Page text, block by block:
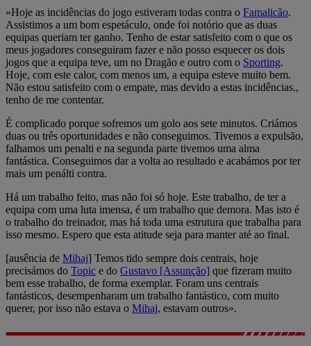
«Hoje as incidências do jogo estiveram todas contra o Famalicão.
Assistimos a um bom espetáculo, onde foi notório que as duas
equipas queriam ter ganho. Tenho de estar satisfeito com o que os
meus jogadores conseguiram fazer e não posso esquecer os dois
jogos que a equipa teve, um no Dragão e outro com o Sporting.
Hoje, com este calor, com menos um, a equipa esteve muito bem.
Não estou satisfeito com o empate, mas devido a estas incidências.,
tenho de me contentar.
É complicado porque sofremos um golo aos sete minutos. Criámos
duas ou três oportunidades e não conseguimos. Tivemos a expulsão,
falhamos um penalti e na segunda parte tivemos uma alma
fantástica. Conseguimos dar a volta ao resultado e acabámos por ter
mais um penálti contra.
Há um trabalho feito, mas não foi só hoje. Este trabalho, de ter a
equipa com uma luta imensa, é um trabalho que demora. Mas isto é
o trabalho do treinador, mas há toda uma estrutura que trabalha para
isso mesmo. Espero que esta atitude seja para manter até ao final.
[ausência de Mihaj] Temos tido sempre dois centrais, hoje
precisámos do Topic e do Gustavo [Assunção] que fizeram muito
bem esse trabalho, de forma exemplar. Foram uns centrais
fantásticos, desempenharam um trabalho fantástico, com muito
querer, por isso não estava o Mihaj, estavam outros».